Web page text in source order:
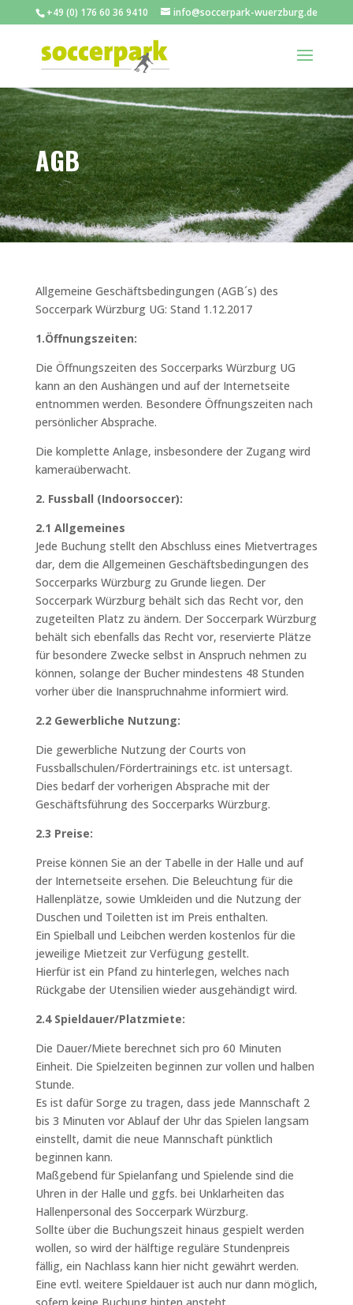
+49 (0) 176 60 36 9410 info@soccerpark-wuerzburg.de
AGB
Allgemeine Geschäftsbedingungen (AGB´s) des
Soccerpark Würzburg UG: Stand 1.12.2017
1.Öffnungszeiten:
Die Öffnungszeiten des Soccerparks Würzburg UG
kann an den Aushängen und auf der Internetseite
entnommen werden. Besondere Öffnungszeiten nach
persönlicher Absprache.
Die komplette Anlage, insbesondere der Zugang wird
kameraüberwacht.
2. Fussball (Indoorsoccer):
2.1 Allgemeines
Jede Buchung stellt den Abschluss eines Mietvertrages
dar, dem die Allgemeinen Geschäftsbedingungen des
Soccerparks Würzburg zu Grunde liegen. Der
Soccerpark Würzburg behält sich das Recht vor, den
zugeteilten Platz zu ändern. Der Soccerpark Würzburg
behält sich ebenfalls das Recht vor, reservierte Plätze
für besondere Zwecke selbst in Anspruch nehmen zu
können, solange der Bucher mindestens 48 Stunden
vorher über die Inanspruchnahme informiert wird.
2.2 Gewerbliche Nutzung:
Die gewerbliche Nutzung der Courts von
Fussballschulen/Fördertrainings etc. ist untersagt.
Dies bedarf der vorherigen Absprache mit der
Geschäftsführung des Soccerparks Würzburg.
2.3 Preise:
Preise können Sie an der Tabelle in der Halle und auf
der Internetseite ersehen. Die Beleuchtung für die
Hallenplätze, sowie Umkleiden und die Nutzung der
Duschen und Toiletten ist im Preis enthalten.
Ein Spielball und Leibchen werden kostenlos für die
jeweilige Mietzeit zur Verfügung gestellt.
Hierfür ist ein Pfand zu hinterlegen, welches nach
Rückgabe der Utensilien wieder ausgehändigt wird.
2.4 Spieldauer/Platzmiete:
Die Dauer/Miete berechnet sich pro 60 Minuten
Einheit. Die Spielzeiten beginnen zur vollen und halben
Stunde.
Es ist dafür Sorge zu tragen, dass jede Mannschaft 2
bis 3 Minuten vor Ablauf der Uhr das Spielen langsam
einstellt, damit die neue Mannschaft pünktlich
beginnen kann.
Maßgebend für Spielanfang und Spielende sind die
Uhren in der Halle und ggfs. bei Unklarheiten das
Hallenpersonal des Soccerpark Würzburg.
Sollte über die Buchungszeit hinaus gespielt werden
wollen, so wird der hälftige reguläre Stundenpreis
fällig, ein Nachlass kann hier nicht gewährt werden.
Eine evtl. weitere Spieldauer ist auch nur dann möglich,
sofern keine Buchung hinten ansteht.